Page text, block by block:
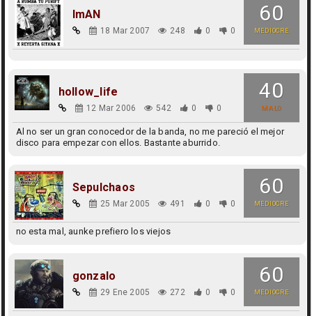
60
MEDIOCRE
ImAN
18 Mar 2007 248 0 0
40
MALO
hollow_life
12 Mar 2006 542 0 0
Al no ser un gran conocedor de la banda, no me pareció el mejor
disco para empezar con ellos. Bastante aburrido.
60
MEDIOCRE
Sepulchaos
25 Mar 2005 491 0 0
no esta mal, aunke prefiero los viejos
60
MEDIOCRE
gonzalo
29 Ene 2005 272 0 0